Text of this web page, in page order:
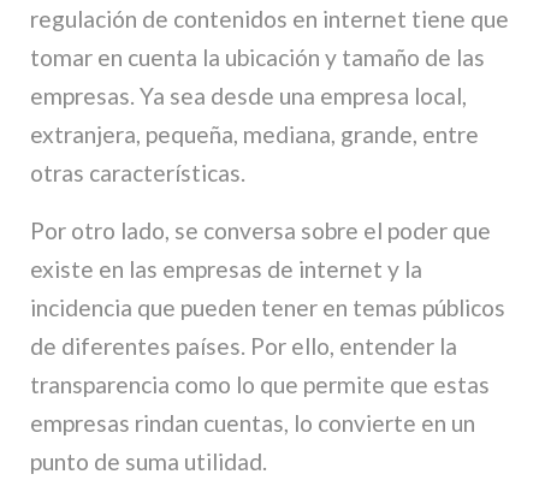
regulación de contenidos en internet tiene que
tomar en cuenta la ubicación y tamaño de las
empresas. Ya sea desde una empresa local,
extranjera, pequeña, mediana, grande, entre
otras características.
Por otro lado, se conversa sobre el poder que
existe en las empresas de internet y la
incidencia que pueden tener en temas públicos
de diferentes países. Por ello, entender la
transparencia como lo que permite que estas
empresas rindan cuentas, lo convierte en un
punto de suma utilidad.